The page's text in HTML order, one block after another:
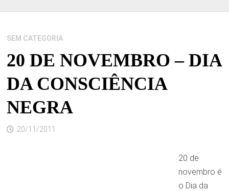
SEM CATEGORIA
20 DE NOVEMBRO – DIA
DA CONSCIÊNCIA
NEGRA
20/11/2011
20 de
novembro é
o Dia da